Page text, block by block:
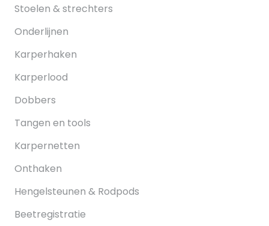
Stoelen & strechters
Onderlijnen
Karperhaken
Karperlood
Dobbers
Tangen en tools
Karpernetten
Onthaken
Hengelsteunen & Rodpods
Beetregistratie